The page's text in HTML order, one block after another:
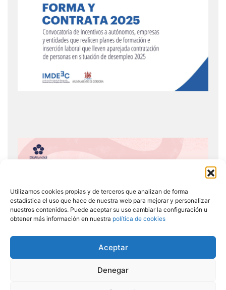
Utilizamos cookies propias y de terceros que analizan de forma
estadística el uso que hace de nuestra web para mejorar y personalizar
nuestros contenidos. Puede aceptar su uso cambiar la configuración u
obtener más información en nuestra política de cookies
Aceptar
Denegar